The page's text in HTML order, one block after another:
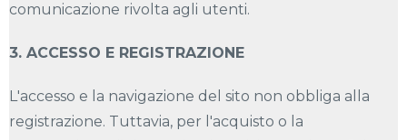
comunicazione rivolta agli utenti.
3. ACCESSO E REGISTRAZIONE
L'accesso e la navigazione del sito non obbliga alla
registrazione. Tuttavia, per l'acquisto o la